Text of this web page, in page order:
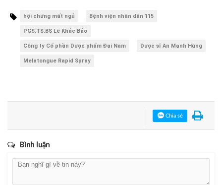
hội chứng mất ngủ Bệnh viện nhân dân 115
PGS.TS.BS Lê Khắc Bảo
Công ty Cổ phần Dược phẩm Đại Nam Dược sĩ An Mạnh Hùng
Melatongue Rapid Spray
Chia sẻ
Bình luận